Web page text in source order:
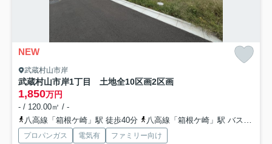
NEW
武蔵村山市岸
武蔵村山市岸1丁目 土地全10区画2区画
1,850万円
- / 120.00㎡ / -
八高線「箱根ケ崎」駅 徒歩40分
八高線「箱根ケ崎」駅 バス7分 「三ツ木地区会館」 停歩3分
プロパンガス 電気有 ファミリー向け